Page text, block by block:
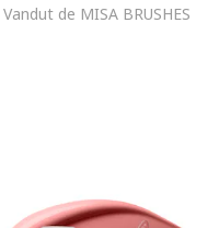
Vandut de MISA BRUSHES